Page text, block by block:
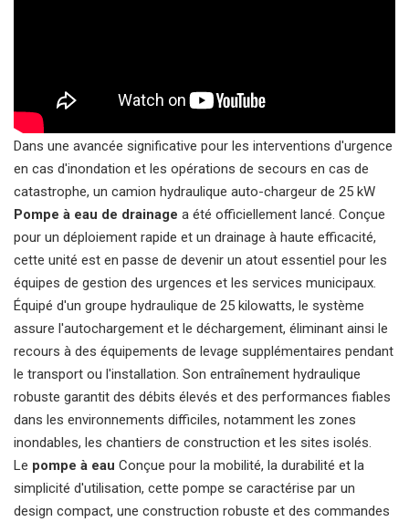
Dans une avancée significative pour les interventions d'urgence
en cas d'inondation et les opérations de secours en cas de
catastrophe, un camion hydraulique auto-chargeur de 25 kW
Pompe à eau de drainage a été officiellement lancé. Conçue
pour un déploiement rapide et un drainage à haute efficacité,
cette unité est en passe de devenir un atout essentiel pour les
équipes de gestion des urgences et les services municipaux.
Équipé d'un groupe hydraulique de 25 kilowatts, le système
assure l'autochargement et le déchargement, éliminant ainsi le
recours à des équipements de levage supplémentaires pendant
le transport ou l'installation. Son entraînement hydraulique
robuste garantit des débits élevés et des performances fiables
dans les environnements difficiles, notamment les zones
inondables, les chantiers de construction et les sites isolés.
Le pompe à eau Conçue pour la mobilité, la durabilité et la
simplicité d'utilisation, cette pompe se caractérise par un
design compact, une construction robuste et des commandes